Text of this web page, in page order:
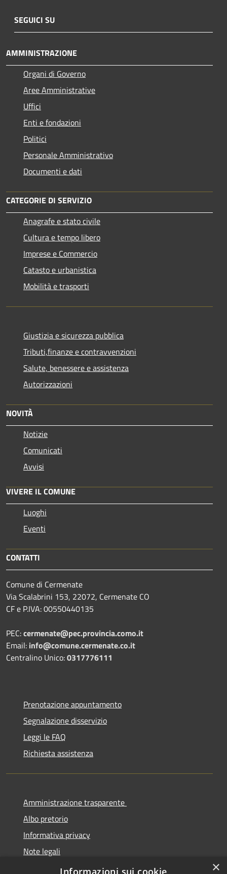
SEGUICI SU
AMMINISTRAZIONE
Organi di Governo
Aree Amministrative
Uffici
Enti e fondazioni
Politici
Personale Amministrativo
Documenti e dati
CATEGORIE DI SERVIZIO
Anagrafe e stato civile
Cultura e tempo libero
Imprese e Commercio
Catasto e urbanistica
Mobilità e trasporti
Giustizia e sicurezza pubblica
Tributi,finanze e contravvenzioni
Salute, benessere e assistenza
Autorizzazioni
NOVITÀ
Notizie
Comunicati
Avvisi
VIVERE IL COMUNE
Luoghi
Eventi
CONTATTI
Comune di Cermenate
Via Scalabrini 153, 22072, Cermenate CO
CF e P.IVA: 00550440135
PEC:cermenate@pec.provincia.como.it
Email: info@comune.cermenate.co.it
Centralino Unico:0317776111
Prenotazione appuntamento
Segnalazione disservizio
Leggi le FAQ
Richiesta assistenza
Amministrazione trasparente
Albo pretorio
Informativa privacy
Note legali
Dichiarazione di accessibilità
×
Informazioni sui cookie